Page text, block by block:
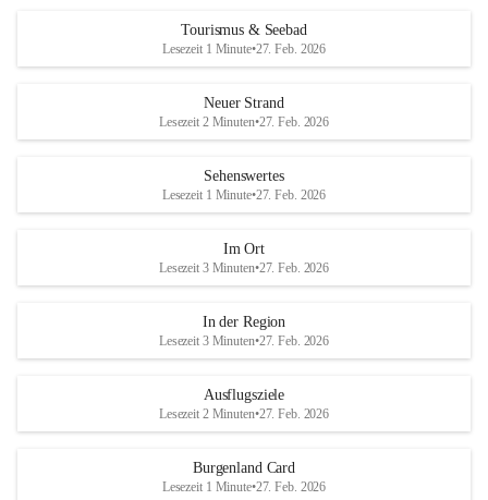
Tourismus & Seebad
Lesezeit 1 Minute•27. Feb. 2026
Neuer Strand
Lesezeit 2 Minuten•27. Feb. 2026
Sehenswertes
Lesezeit 1 Minute•27. Feb. 2026
Im Ort
Lesezeit 3 Minuten•27. Feb. 2026
In der Region
Lesezeit 3 Minuten•27. Feb. 2026
Ausflugsziele
Lesezeit 2 Minuten•27. Feb. 2026
Burgenland Card
Lesezeit 1 Minute•27. Feb. 2026